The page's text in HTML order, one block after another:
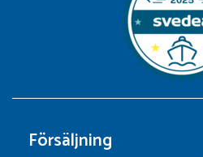
Försäljning